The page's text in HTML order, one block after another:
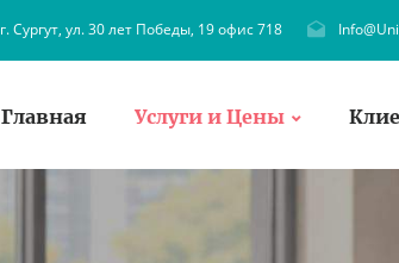
г. Сургут, ул. 30 лет Победы, 19 офис 718
Главная Услуги и Цены